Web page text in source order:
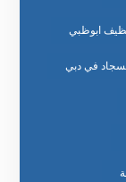
ابوظبي
في دبي